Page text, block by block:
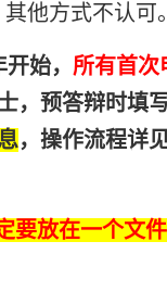
其他方式不认可。
始， 所有首次
，预答辩时填
，操作流程详
放在一个文件